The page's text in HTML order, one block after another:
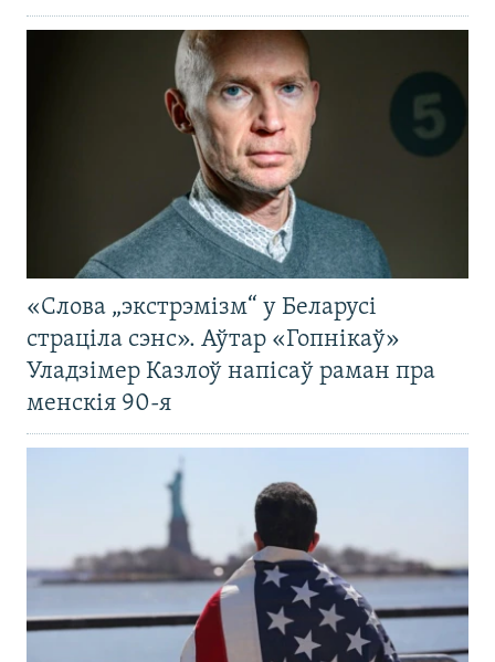
«Слова „экстрэмізм“ у Беларусі
страціла сэнс». Аўтар «Гопнікаў»
Уладзімер Казлоў напісаў раман пра
менскія 90-я